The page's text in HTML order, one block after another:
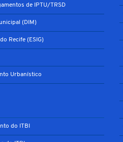
de IPTU/TRSD
(DIM)
Recife (ESIG)
Urbanístico
do ITBI